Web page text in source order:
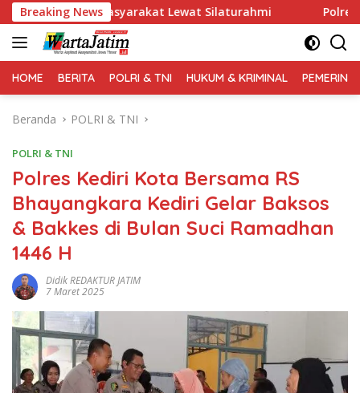
Langsung
ke
konten
Breaking News
Masyarakat Lewat Silaturahmi Polres Gresik
HOME BERITA POLRI & TNI HUKUM & KRIMINAL
Beranda POLRI & TNI
POLRI & TNI
Polres Kediri Kota Bersama RS
Bhayangkara Kediri Gelar Baksos
& Bakkes di Bulan Suci Ramadhan
1446 H
Didik REDAKTUR JATIM
7 Maret 2025